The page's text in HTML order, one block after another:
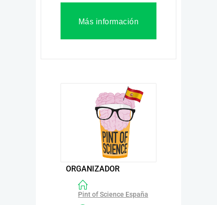
Más información
ORGANIZADOR
Pint of Science España